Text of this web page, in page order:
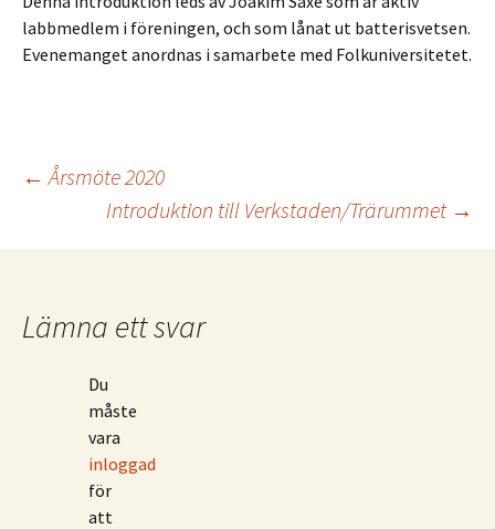
labbmedlem i föreningen, och som lånat ut batterisvetsen.
Evenemanget anordnas i samarbete med Folkuniversitetet.
Inläggsnavigering
← Årsmöte 2020
Introduktion till Verkstaden/Trärummet →
Lämna ett svar
Du
måste
vara
inloggad
för
att